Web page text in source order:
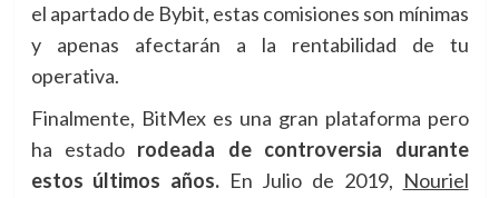
el apartado de Bybit, estas comisiones son mínimas
y apenas afectarán a la rentabilidad de tu
operativa.
Finalmente, BitMex es una gran plataforma pero
ha estado rodeada de controversia durante
estos últimos años.En Julio de 2019, Nouriel